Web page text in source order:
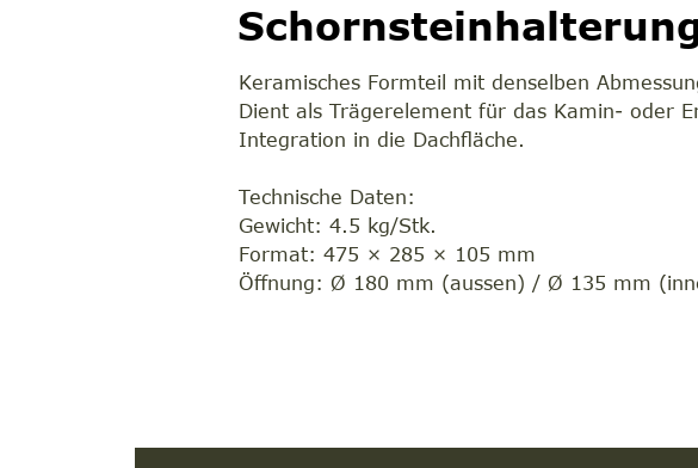
Keramisches Formteil mit denselben
Dient als Trägerelement für das Kamin- oder
Integration in die Dachfläche.
Technische Daten:
Gewicht: 4.5 kg/Stk.
Format: 475 × 285 × 105 mm
Öffnung: Ø 180 mm (aussen) / Ø 135 mm